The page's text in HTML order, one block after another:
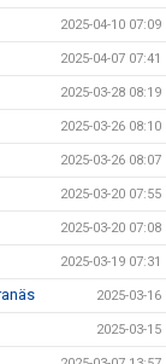
2025-04-10 07:09
2025-04-07 07:41
2025-03-28 08:19
2025-03-26 08:10
2025-03-26 08:07
2025-03-20 07:55
2025-03-20 07:08
2025-03-19 07:31
2025-03-16
2025-03-15